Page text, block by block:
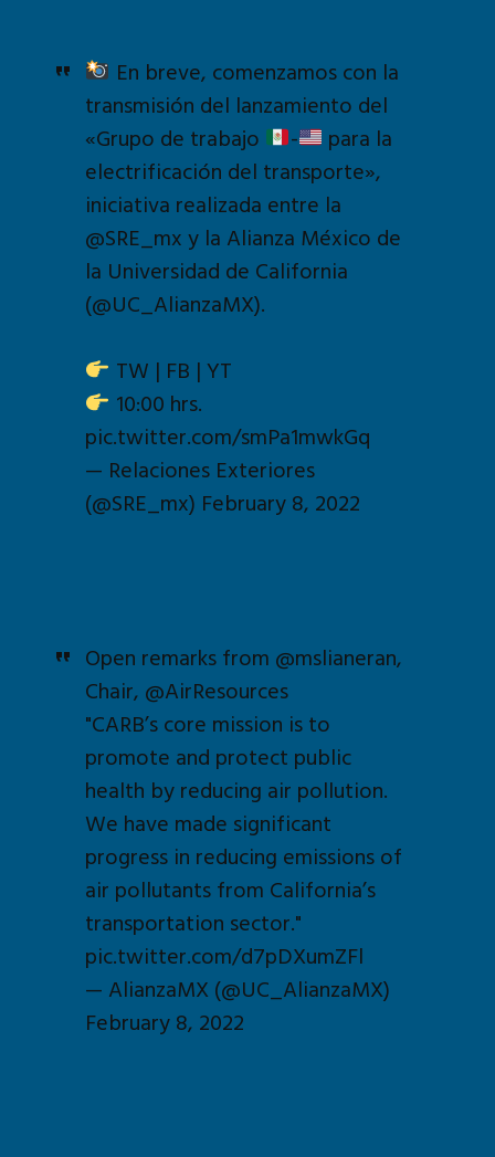
En breve, comenzamos con la
transmisión del lanzamiento del
«Grupo de trabajo
-
para la
electrificación del transporte»,
iniciativa realizada entre la
@SRE_mx y la Alianza México de
la Universidad de California
(@UC_AlianzaMX).
TW | FB | YT
10:00 hrs.
pic.twitter.com/smPa1mwkGq
— Relaciones Exteriores
(@SRE_mx) February 8, 2022
Open remarks from @mslianeran,
Chair, @AirResources
"CARB’s core mission is to
promote and protect public
health by reducing air pollution.
We have made significant
progress in reducing emissions of
air pollutants from California’s
transportation sector."
pic.twitter.com/d7pDXumZFl
— AlianzaMX (@UC_AlianzaMX)
February 8, 2022